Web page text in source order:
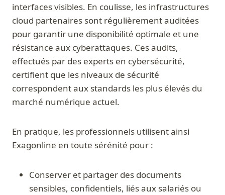
interfaces visibles. En coulisse, les infrastructures
cloud partenaires sont régulièrement auditées
pour garantir une disponibilité optimale et une
résistance aux cyberattaques. Ces audits,
effectués par des experts en cybersécurité,
certifient que les niveaux de sécurité
correspondent aux standards les plus élevés du
marché numérique actuel.
En pratique, les professionnels utilisent ainsi
Exagonline en toute sérénité pour :
Conserver et partager des documents
sensibles, confidentiels, liés aux salariés ou